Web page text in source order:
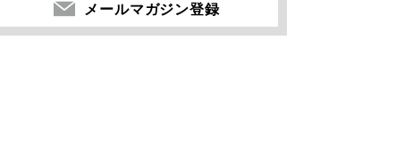
メールマガジン登録